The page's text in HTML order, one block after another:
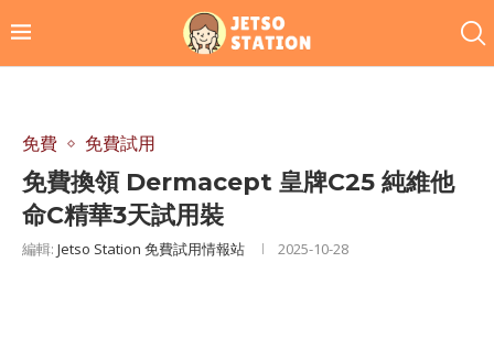
免費 免費試用
免費換領 Dermacept 皇牌C25 純維他
命C精華3天試用裝
編輯: Jetso Station 免費試用情報站 2025-10-28